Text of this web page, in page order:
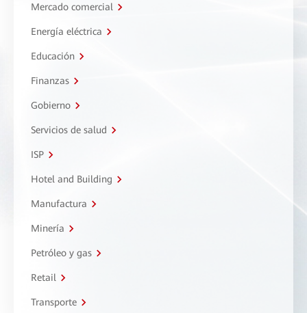
Mercado comercial
Energía eléctrica
Educación
Finanzas
Gobierno
Servicios de salud
ISP
Hotel and Building
Manufactura
Minería
Petróleo y gas
Retail
Transporte